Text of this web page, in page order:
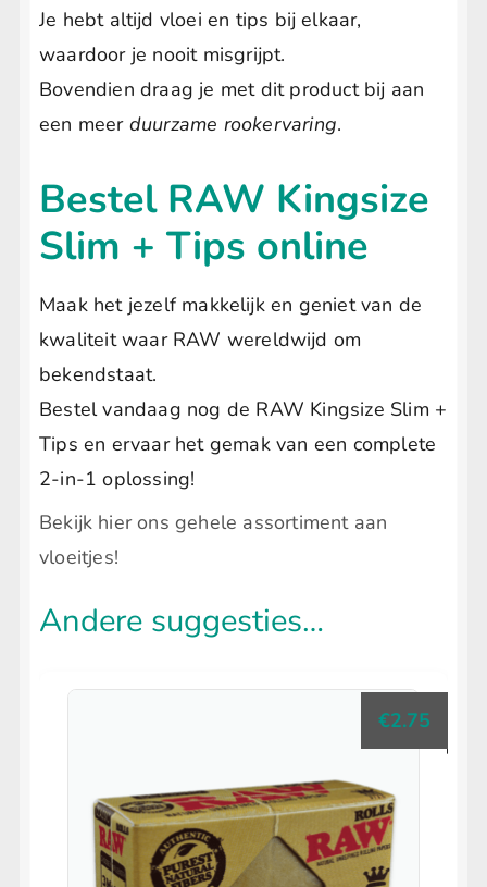
Je hebt altijd vloei en tips bij elkaar,
waardoor je nooit misgrijpt.
Bovendien draag je met dit product bij aan
een meer duurzame rookervaring.
Bestel RAW Kingsize
Slim + Tips online
Maak het jezelf makkelijk en geniet van de
kwaliteit waar RAW wereldwijd om
bekendstaat.
Bestel vandaag nog de RAW Kingsize Slim +
Tips en ervaar het gemak van een complete
2-in-1 oplossing!
Bekijk hier ons gehele assortiment aan
vloeitjes!
Andere suggesties…
€2.75